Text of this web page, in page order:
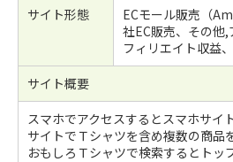
サイト形態
ECモール販売（
社EC販売、その他
フィリエイト収益
サイト概要
スマホでアクセスするとスマホサイ
サイトでＴシャツを含め複数の商品
おもしろＴシャツで検索するとトッ